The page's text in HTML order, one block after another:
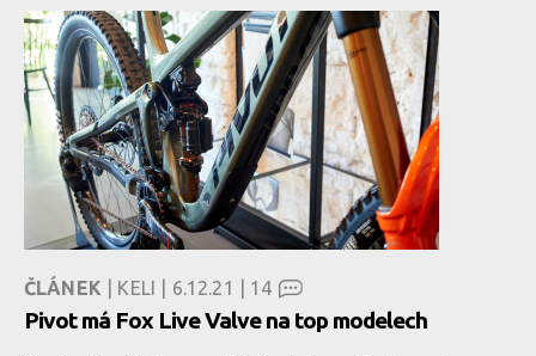
ČLÁNEK | KELI | 6.12.21 | 14
Pivot má Fox Live Valve na top modelech